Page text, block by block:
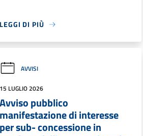
LEGGI DI PIÙ
AVVISI
15 LUGLIO 2026
Avviso pubblico
manifestazione di interesse
per sub- concessione in